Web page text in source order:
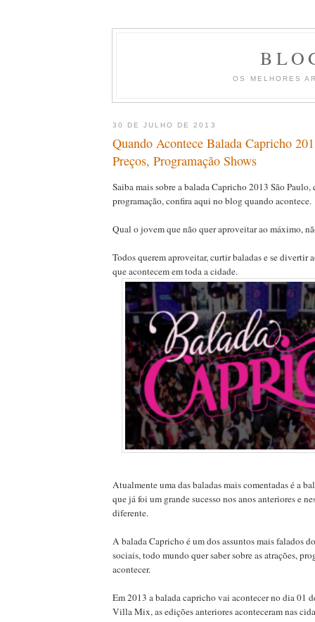
OS MELHORES
30 DE JULHO DE 2013
Quando Acontece Balada Capricho
Preços, Programação Shows
Saiba mais sobre a balada Capricho 2013 São Paulo,
programação, confira aqui no blog quando acontece.
Qual o jovem que não quer aproveitar ao máximo,
Todos querem aproveitar, curtir baladas e se divertir
que acontecem em toda a cidade.
Atualmente uma das baladas mais comentadas é a
que já foi um grande sucesso nos anos anteriores e
diferente.
A balada Capricho é um dos assuntos mais falados
sociais, todo mundo quer saber sobre as atrações,
acontecer.
Em 2013 a balada capricho vai acontecer no dia 01
Villa Mix, as edições anteriores aconteceram nas